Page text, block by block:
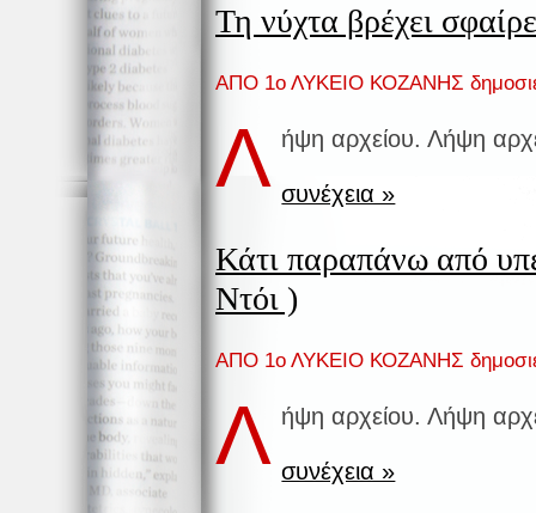
Τη νύχτα βρέχει
ΑΠΟ 1ο ΛΥΚΕΙΟ ΚΟΖΑΝΗΣ
Λ ήψη αρχείου. Λήψη
συνέχεια »
Κάτι παραπάνω από
Ντόι )
ΑΠΟ 1ο ΛΥΚΕΙΟ ΚΟΖΑΝΗΣ
Λ ήψη αρχείου. Λήψη
συνέχεια »